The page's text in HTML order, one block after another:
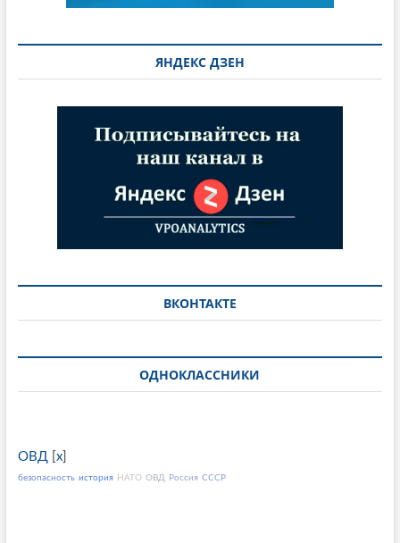
ЯНДЕКС ДЗЕН
ВКОНТАКТЕ
ОДНОКЛАССНИКИ
ОВД[ x]
безопасность история НАТО ОВД Россия СССР